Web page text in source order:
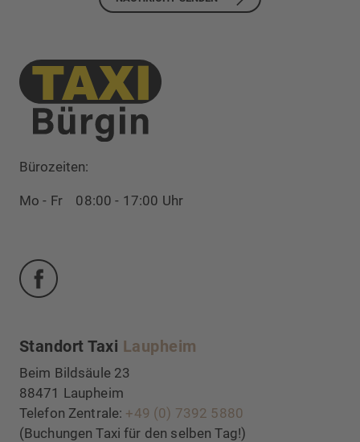
Bürozeiten:
Mo - Fr 08:00 - 17:00 Uhr
Standort Taxi Laupheim
Beim Bildsäule 23
88471 Laupheim
Telefon Zentrale: +49 (0) 7392 5880
(Buchungen Taxi für den selben Tag!)